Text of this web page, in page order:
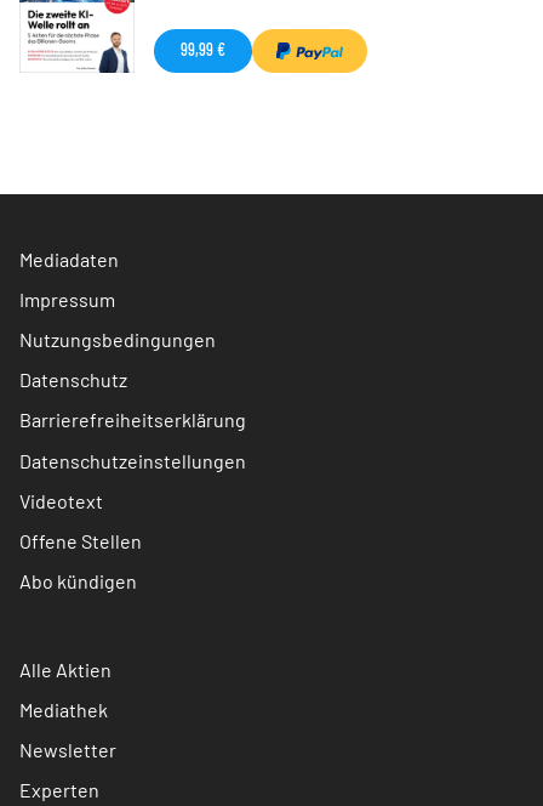
99,99 €
Mediadaten
Impressum
Nutzungsbedingungen
Datenschutz
Barrierefreiheitserklärung
Datenschutzeinstellungen
Videotext
Offene Stellen
Abo kündigen
Alle Aktien
Mediathek
Newsletter
Experten